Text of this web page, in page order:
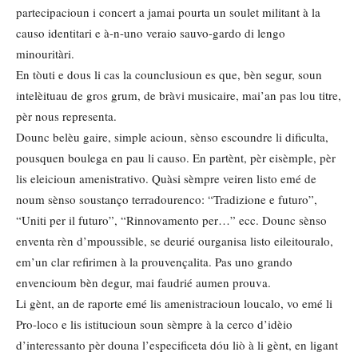
partecipacioun i concert a jamai pourta un soulet militant à la
causo identitari e à-n-uno veraio sauvo-gardo di lengo
minouritàri.
En tòuti e dous li cas la counclusioun es que, bèn segur, soun
intelèituau de gros grum, de bràvi musicaire, mai’an pas lou titre,
pèr nous representa.
Dounc belèu gaire, simple acioun, sènso escoundre li dificulta,
pousquen boulega en pau li causo. En partènt, pèr eisèmple, pèr
lis eleicioun amenistrativo. Quàsi sèmpre veiren listo emé de
noum sènso soustanço terradourenco: “Tradizione e futuro”,
“Uniti per il futuro”, “Rinnovamento per…” ecc. Dounc sènso
enventa rèn d’mpoussible, se deurié ourganisa listo eileitouralo,
em’un clar refirimen à la prouvençalita. Pas uno grando
envencioum bèn degur, mai faudrié aumen prouva.
Li gènt, an de raporte emé lis amenistracioun loucalo, vo emé li
Pro-loco e lis istitucioun soun sèmpre à la cerco d’idèio
d’interessanto pèr douna l’especificeta dóu liò à li gènt, en ligant